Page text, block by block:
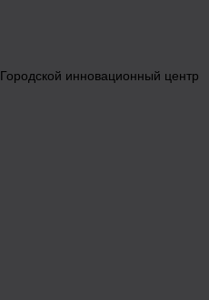
Городской инновационный центр